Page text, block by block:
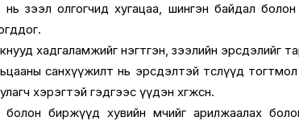
нь зээл олгогчид хугацаа, шингэн байдал болон
хадгаламжийг нэгтгэн, зээлийн эрсдэлийг
санхүүжилт нь эрсдэлтэй төслүүд тогтмол
хэрэгтэй гэдгээс үүдэн хөгжсөн.
болон биржүүд хувийн өмчийг арилжаалах